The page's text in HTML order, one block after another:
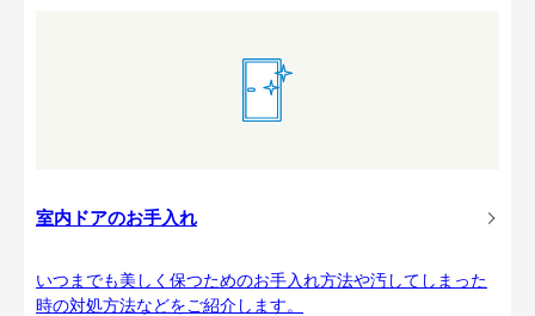
室内ドアのお手入れ
いつまでも美しく保つためのお手入れ方法や汚してしまった
時の対処方法などをご紹介します。